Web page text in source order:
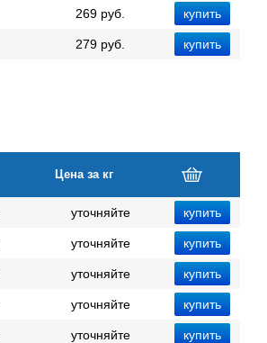
269 руб.
279 руб.
Цена за кг
уточняйте
уточняйте
уточняйте
уточняйте
уточняйте